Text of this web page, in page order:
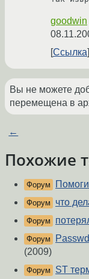
goodwin
Ссылка
Вы не можете
перемещена в
←
Похожие
Форум
Форум что
Форум
Форум
(2009)
Форум ST